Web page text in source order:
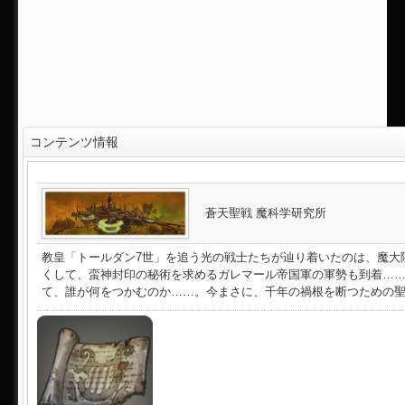
コンテンツ情報
蒼天聖戦 魔科学研究所
教皇「トールダン7世」を追う光の戦士たちが辿り着いたのは、魔
くして、蛮神封印の秘術を求めるガレマール帝国軍の軍勢も到着
て、誰が何をつかむのか……。今まさに、千年の禍根を断つための